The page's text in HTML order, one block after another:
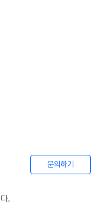
문의하기
.